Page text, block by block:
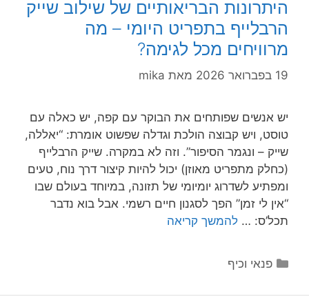
היתרונות הבריאותיים של שילוב שייק
הרבלייף בתפריט היומי – מה
מרוויחים מכל לגימה?
19 בפברואר 2026 מאת mika
יש אנשים שפותחים את הבוקר עם קפה, יש כאלה עם
טוסט, ויש קבוצה הולכת וגדלה שפשוט אומרת: “יאללה,
שייק – ונגמר הסיפור”. וזה לא במקרה. שייק הרבלייף
(כחלק מתפריט מאוזן) יכול להיות קיצור דרך נוח, טעים
ומפתיע לשדרוג יומיומי של תזונה, במיוחד בעולם שבו
“אין לי זמן” הפך לסגנון חיים רשמי. אבל בוא נדבר
תכל’ס: … להמשך קריאה
קטגוריות
פנאי וכיף